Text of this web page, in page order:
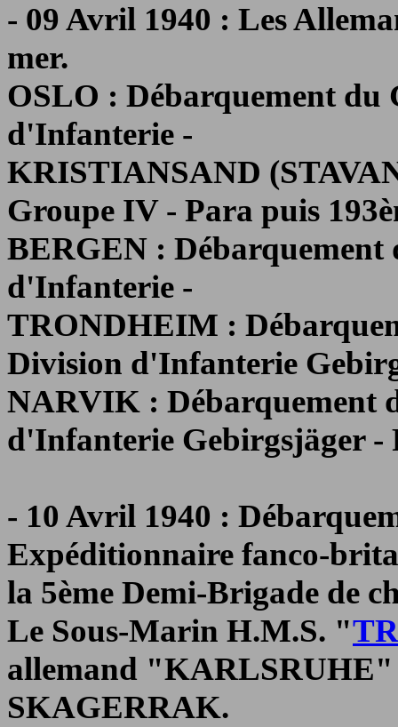
- 09 Avril 1940 : Les
mer.
OSLO : Débarquement du
d'Infanterie -
KRISTIANSAND
Groupe IV - Para puis
BERGEN :
d'Infanterie -
TRONDHEIM :
Division d'Infanterie
NARVIK : Débarquement
d'Infanterie Gebirgsjäger -
- 10 Avril 1940 :
Expéditionnaire fanco-
la 5ème Demi-Brigade de
Le Sous-Marin H.M.S. "
allemand "KARLSRUHE"
SKAGERRAK.